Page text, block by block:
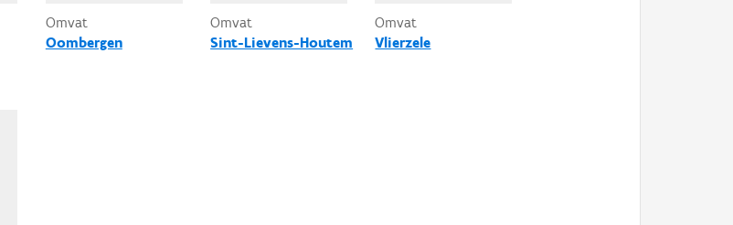
Omvat
Oombergen
Omvat
Sint-Lievens-Houtem
Omvat
Vlierzele